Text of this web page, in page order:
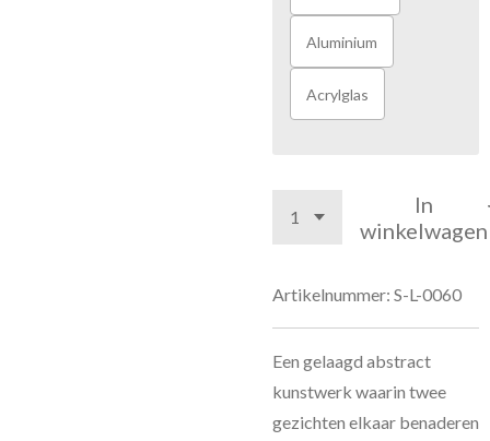
Aluminium
Acrylglas
In
winkelwagen
Artikelnummer: S-L-0060
Een gelaagd abstract
kunstwerk waarin twee
gezichten elkaar benaderen